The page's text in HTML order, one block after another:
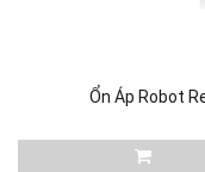
Ổn Áp Robot